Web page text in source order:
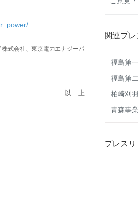
関連プレ
福島第
福島第
柏崎刈
青森事
プレス
式会社、東京電力エナジーパ
以 上